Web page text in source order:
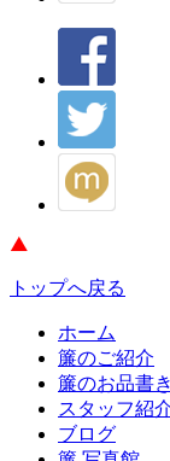
トップへ戻る
ホーム
簾のご紹介
簾のお品書き
スタッフ紹
ブログ